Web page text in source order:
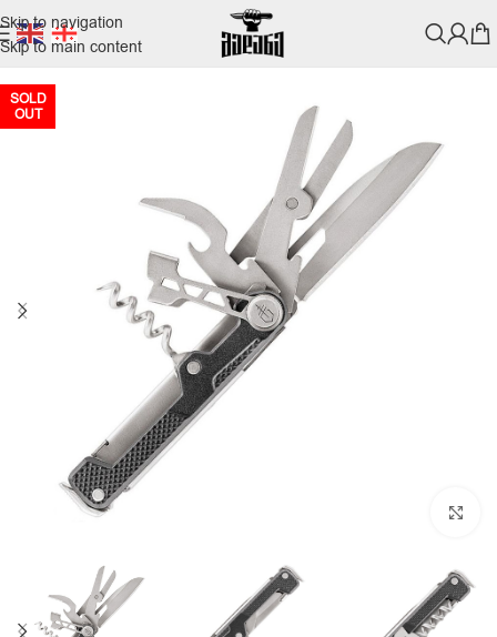
Skip to navigation
Skip to main content
SOLD
OUT